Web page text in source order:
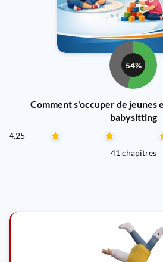
54%
Comment s'occuper de jeunes
babysitting
4.25
41 chapitres